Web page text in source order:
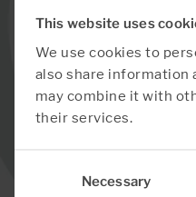
This website uses
We use cookies to
also share information
may combine it with
their services.
Necessary